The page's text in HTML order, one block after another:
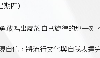
期四)
敢唱出屬於自己旋律的那一
自信，將流行文化與自我表